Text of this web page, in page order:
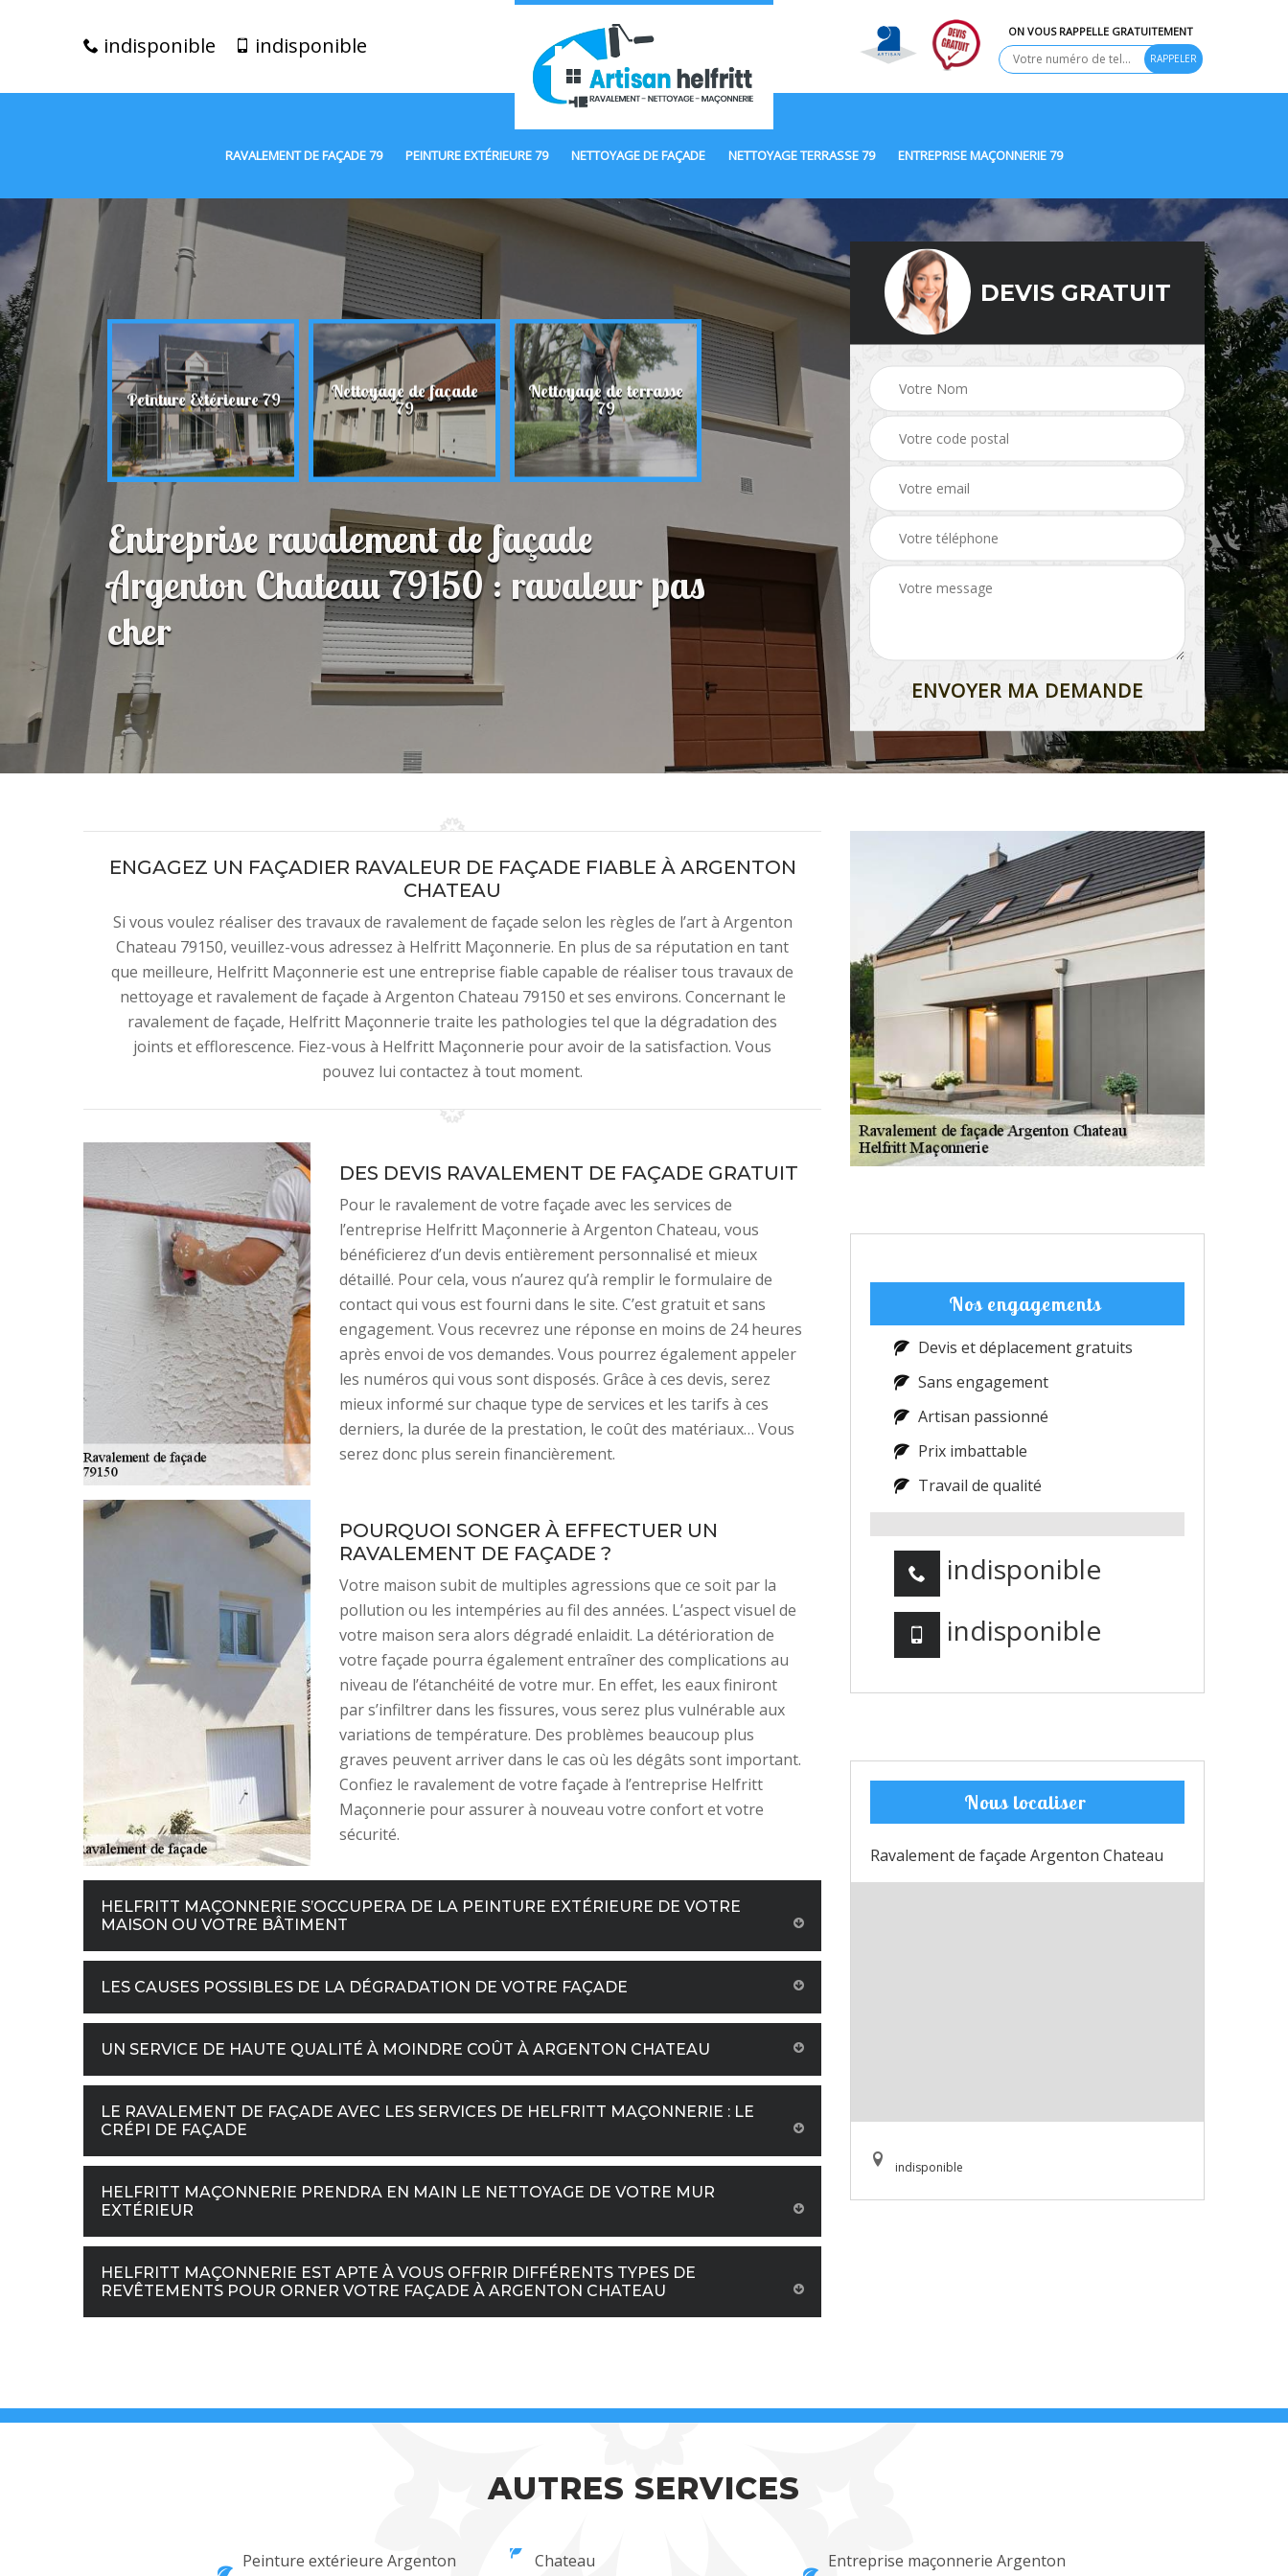
indisponible indisponible
ON VOUS RAPPELLE GRATUITEMENT
RAVALEMENT DE FAÇADE 79 PEINTURE EXTÉRIEURE 79 NETTOYAGE DE FAÇADE NETTOYAGE TERRASSE 79 ENTREPRISE MAÇONNERIE 79
de façade Peinture Extérieure 79 Nettoyage de façade
79
Nettoyage de terrasse
79 Maçonnerie 79 Ravalement de façade
79 Peinture Extérieure 79
Entreprise ravalement de façade
Argenton Chateau 79150 : ravaleur pas
cher
DEVIS GRATUIT
ENGAGEZ UN FAÇADIER RAVALEUR DE FAÇADE FIABLE À ARGENTON
CHATEAU
Si vous voulez réaliser des travaux de ravalement de façade selon les règles de l’art à Argenton
Chateau 79150, veuillez-vous adressez à Helfritt Maçonnerie. En plus de sa réputation en tant
que meilleure, Helfritt Maçonnerie est une entreprise fiable capable de réaliser tous travaux de
nettoyage et ravalement de façade à Argenton Chateau 79150 et ses environs. Concernant le
ravalement de façade, Helfritt Maçonnerie traite les pathologies tel que la dégradation des
joints et efflorescence. Fiez-vous à Helfritt Maçonnerie pour avoir de la satisfaction. Vous
pouvez lui contactez à tout moment.
DES DEVIS RAVALEMENT DE FAÇADE GRATUIT
Pour le ravalement de votre façade avec les services de
l’entreprise Helfritt Maçonnerie à Argenton Chateau, vous
bénéficierez d’un devis entièrement personnalisé et mieux
détaillé. Pour cela, vous n’aurez qu’à remplir le formulaire de
contact qui vous est fourni dans le site. C’est gratuit et sans
engagement. Vous recevrez une réponse en moins de 24 heures
après envoi de vos demandes. Vous pourrez également appeler
les numéros qui vous sont disposés. Grâce à ces devis, serez
mieux informé sur chaque type de services et les tarifs à ces
derniers, la durée de la prestation, le coût des matériaux… Vous
serez donc plus serein financièrement.
POURQUOI SONGER À EFFECTUER UN
RAVALEMENT DE FAÇADE ?
Votre maison subit de multiples agressions que ce soit par la
pollution ou les intempéries au fil des années. L’aspect visuel de
votre maison sera alors dégradé enlaidit. La détérioration de
votre façade pourra également entraîner des complications au
niveau de l’étanchéité de votre mur. En effet, les eaux finiront
par s’infiltrer dans les fissures, vous serez plus vulnérable aux
variations de température. Des problèmes beaucoup plus
graves peuvent arriver dans le cas où les dégâts sont important.
Confiez le ravalement de votre façade à l’entreprise Helfritt
Maçonnerie pour assurer à nouveau votre confort et votre
sécurité.
HELFRITT MAÇONNERIE S’OCCUPERA DE LA PEINTURE EXTÉRIEURE DE VOTRE
MAISON OU VOTRE BÂTIMENT
LES CAUSES POSSIBLES DE LA DÉGRADATION DE VOTRE FAÇADE
UN SERVICE DE HAUTE QUALITÉ À MOINDRE COÛT À ARGENTON CHATEAU
LE RAVALEMENT DE FAÇADE AVEC LES SERVICES DE HELFRITT MAÇONNERIE : LE
CRÉPI DE FAÇADE
HELFRITT MAÇONNERIE PRENDRA EN MAIN LE NETTOYAGE DE VOTRE MUR
EXTÉRIEUR
HELFRITT MAÇONNERIE EST APTE À VOUS OFFRIR DIFFÉRENTS TYPES DE
REVÊTEMENTS POUR ORNER VOTRE FAÇADE À ARGENTON CHATEAU
Nos engagements
Devis et déplacement gratuits
Sans engagement
Artisan passionné
Prix imbattable
Travail de qualité
indisponible
indisponible
Nous localiser
Ravalement de façade Argenton Chateau
indisponible
AUTRES SERVICES
Peinture extérieure Argenton
Chateau
Entreprise maçonnerie Argenton